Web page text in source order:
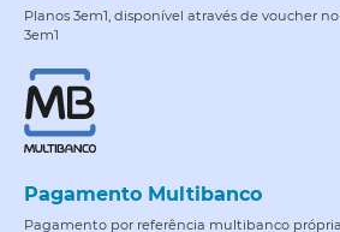
Planos 3em1, disponível através de voucher
3em1
Pagamento Multibanco
Pagamento por referência multibanco